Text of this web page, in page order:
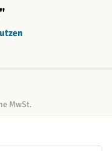
MwSt.